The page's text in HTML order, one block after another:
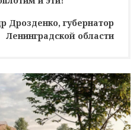
Дрозденко, губернатор
Ленинградской области